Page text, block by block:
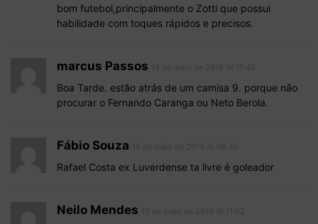
bom futebol,principalmente o Zotti que possui
habilidade com toques rápidos e precisos.
marcus Passos
Boa Tarde. estão atrás de um camisa 9. porque não
procurar o Fernando Caranga ou Neto Berola.
Fábio Souza
Rafael Costa ex Luverdense ta livre é goleador
Neilo Mendes